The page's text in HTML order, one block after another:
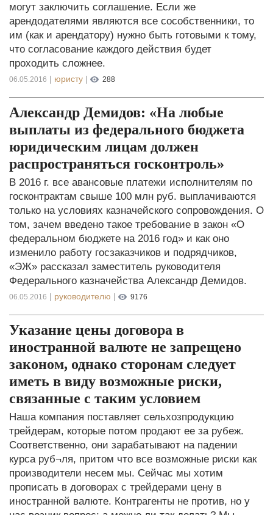
могут заключить соглашение. Если же
арендодателями являются все сособственники, то
им (как и арендатору) нужно быть готовыми к тому,
что согласование каждого действия будет
проходить сложнее.
06.05.2016 | юристу | 288
Александр Демидов: «На любые
выплаты из федерального бюджета
юридическим лицам должен
распространяться госконтроль»
В 2016 г. все авансовые платежи исполнителям по
госконтрактам свыше 100 млн руб. выплачиваются
только на условиях казначейского сопровождения. О
том, зачем введено такое требование в закон «О
федеральном бюджете на 2016 год» и как оно
изменило работу госзаказчиков и подрядчиков,
«ЭЖ» рассказал заместитель руководителя
Федерального казначейства Александр Демидов.
06.05.2016 | руководителю | 9176
Указание цены договора в
иностранной валюте не запрещено
законом, однако сторонам следует
иметь в виду возможные риски,
связанные с таким условием
Наша компания поставляет сельхозпродукцию
трейдерам, которые потом продают ее за рубеж.
Соответственно, они зарабатывают на падении
курса руб¬ля, притом что все возможные риски как
производители несем мы. Сейчас мы хотим
прописать в договорах с трейдерами цену в
иностранной валюте. Контрагенты не против, но у